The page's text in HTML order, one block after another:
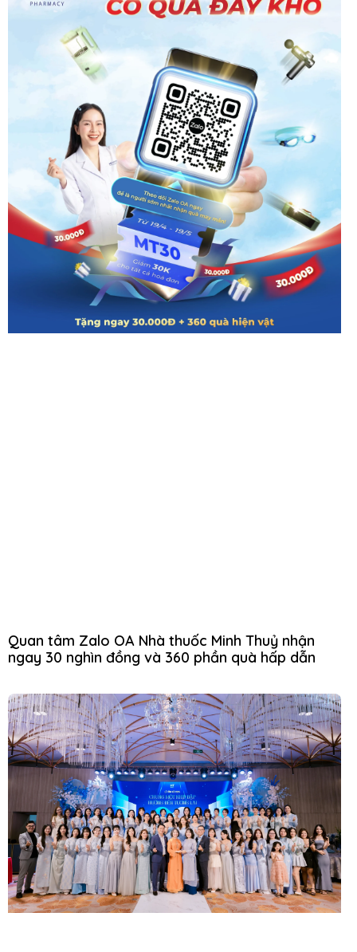
Quan tâm Zalo OA Nhà thuốc Minh Thuỷ nhận
ngay 30 nghìn đồng và 360 phần quà hấp dẫn